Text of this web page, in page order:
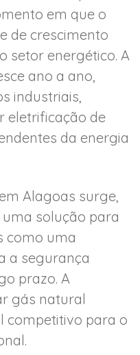
em que o
de crescimento
setor energético. A
ano a ano,
industriais,
eletrificação de
da energia
Alagoas surge,
solução para
como uma
a segurança
prazo. A
gás natural
competitivo para o